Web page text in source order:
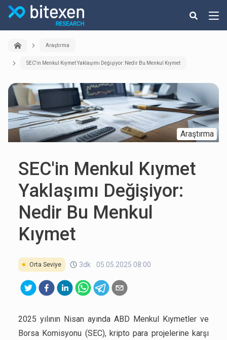
Araştırma
SEC'in Menkul Kıymet Yaklaşımı Değişiyor: Nedir Bu Menkul Kıymet
Araştırma
SEC'in Menkul Kıymet
Yaklaşımı Değişiyor:
Nedir Bu Menkul
Kıymet
Orta Seviye 3dk 05.05.2025 08:00
2025 yılının Nisan ayında ABD Menkul Kıymetler ve
Borsa Komisyonu (SEC), kripto para projelerine karşı